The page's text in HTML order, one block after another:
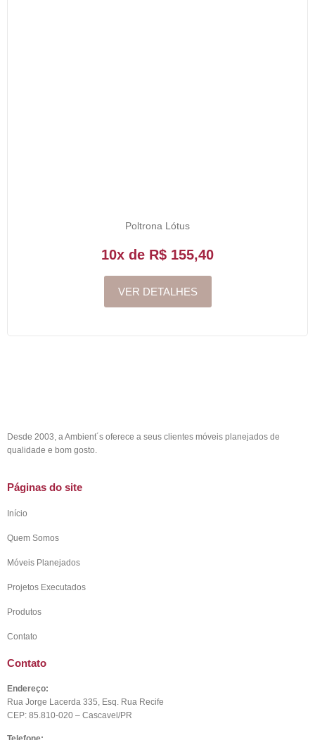
Poltrona Lótus
10x de R$ 155,40
VER DETALHES
Desde 2003, a Ambient´s oferece a seus clientes móveis planejados de
qualidade e bom gosto.
Páginas do site
Início
Quem Somos
Móveis Planejados
Projetos Executados
Produtos
Contato
Contato
Endereço:
Rua Jorge Lacerda 335, Esq. Rua Recife
CEP: 85.810-020 – Cascavel/PR